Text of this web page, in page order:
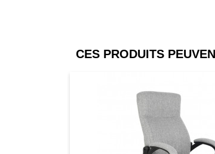
CES PRODUITS